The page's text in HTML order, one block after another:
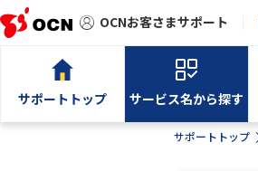
OCNお客さまサポート
サポートトップ サービス名から探す
サポートトップ